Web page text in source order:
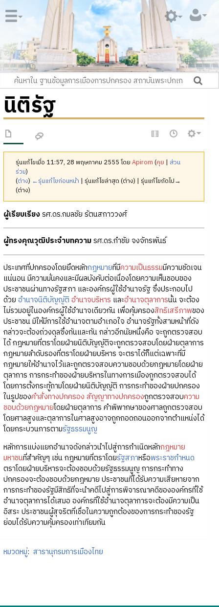
นิติรัฐ
รุ่นแก้ไขเมื่อ 11:57, 28 พฤษภาคม 2555 โดยApirom (คุย | ส่วน
ร่วม)
(ต่าง) ←รุ่นแก้ไขก่อนหน้า | รุ่นแก้ไขล่าสุด (ต่าง) | รุ่นแก้ไขถัดไป→
(ต่าง)
ผู้เรียบเรียงรศ.ดร.กมลชัย รัตนสกาววงศ์
ผู้ทรงคุณวุฒิประจำบทความรศ.ดร.กำชัย จงจักรพันธ์
ประเทศที่ปกครองโดยยึดหลักกฎหมายที่มีความเป็นธรรมมีความชัดเจน
แน่นอน มีความมั่นคงและมีผลบังคับต่อเนื่องโดยความเห็นชอบของ
ประชาชนผ่านทางรัฐสภา และองค์กรผู้ใช้อำนาจรัฐ ซึ่งประกอบไป
ด้วย อำนาจนิติบัญญัติ อำนาจบริหาร และอำนาจตุลาการนั้น จะต้อง
ไม่รวมอยู่ในองค์กรผู้ใช้อำนาจเดียวกัน เพื่อคุ้มครองสิทธิเสรีภาพของ
ประชาชน มิให้มีการใช้อำนาจตามอำเภอใจ อำนาจรัฐทั้งสามหน้าที่ดัง
กล่าวจะต้องถ่วงดุลซึ่งกันและกัน กล่าวอีกนัยหนึ่งคือ จะถูกตรวจสอบ
ได้ กฎหมายที่ตราโดยฝ่ายนิติบัญญัติจะถูกตรวจสอบโดยฝ่ายตุลาการ
กฎหมายลำดับรองที่ตราโดยฝ่ายบริหาร จะตราได้ก็แต่เฉพาะที่มี
กฎหมายให้อำนาจไว้และถูกตรวจสอบความชอบด้วยกฎหมายโดยฝ่าย
ตุลาการ การกระทำของฝ่ายบริหารในทางการเมืองถูกตรวจสอบได้
โดยการตั้งกระทู้ถามโดยฝ่ายนิติบัญญัติ การกระทำของฝ่ายปกครอง
ในรูปของคำสั่งทางปกครอง สัญญาทางปกครองถูกตรวจสอบความ
ชอบด้วยกฎหมายโดยฝ่ายตุลาการ คำพิพากษาของศาลถูกตรวจสอบ
โดยศาลสูงและตุลาการในศาลสูงอาจถูกถอดถอนออกจากตำแหน่งได้
โดยกระบวนการตามรัฐธรรมนูญ
หลักการแบ่งแยกอำนาจดังกล่าวนำไปสู่การกำเนิดหลักกฎหมาย
มหาชนที่สำคัญๆ เช่น กฎหมายที่ตราโดยรัฐสภาหรือพระราชกำหนด
ตราโดยฝ่ายบริหารจะต้องชอบด้วยรัฐธรรมนูญ การกระทำทาง
ปกครองจะต้องชอบด้วยกฎหมาย ประชาชนที่ได้รับความเสียหายจาก
การกระทำของรัฐมีสิทธิที่จะนำคดีไปสู่การพิจารณาคดีขององค์กรที่ใช้
อำนาจตุลาการได้เสมอ องค์กรที่ใช้อำนาจตุลาการจะต้องมีความเป็น
อิสระ ประชาชนผู้สุจริตที่เชื่อในความถูกต้องของการกระทำของรัฐ
ย่อมได้รับความคุ้มครองเท่าเทียมกัน
หมวดหมู่: สารานุกรมการเมืองไทย